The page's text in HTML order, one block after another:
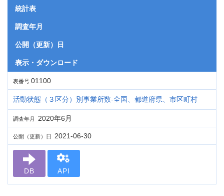
統計表
調査年月
公開（更新）日
表示・ダウンロード
表番号 01100
活動状態（３区分）別事業所数‐全国、都道府県、市区町村
調査年月 2020年6月
公開（更新）日 2021-06-30
DB API